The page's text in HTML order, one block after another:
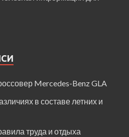
Mercedes-Benz GLA
в составе летних и
труда и отдыха